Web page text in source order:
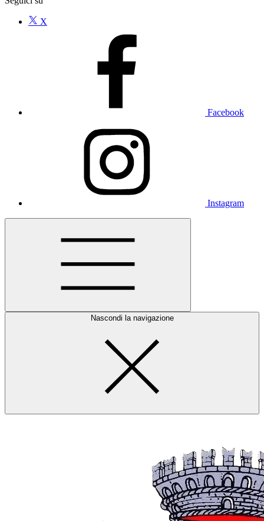
X
Facebook
Instagram
Nascondi la navigazione